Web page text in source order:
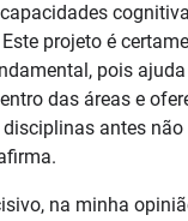
projeto é
pois
das áreas e
antes não
na minha